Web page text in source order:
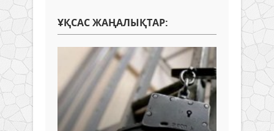
ҰҚСАС ЖАҢАЛЫҚТАР: